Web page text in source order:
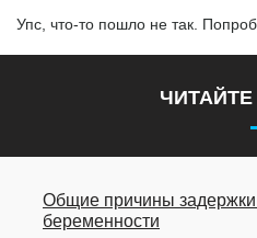
Упс, что-то пошло не так.
ЧИТАЙТЕ
Общие причины
беременности